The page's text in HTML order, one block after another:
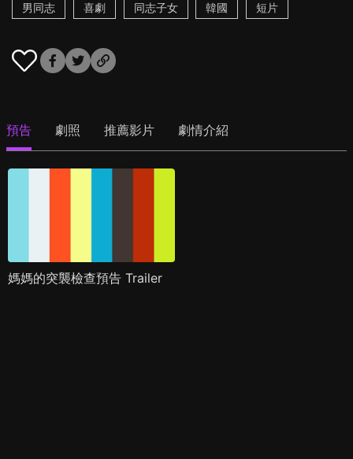
男同志
喜劇 同志子女 韓國 短片
預告 劇照 推薦影片 劇情介紹
媽媽的突襲檢查預告 Trailer